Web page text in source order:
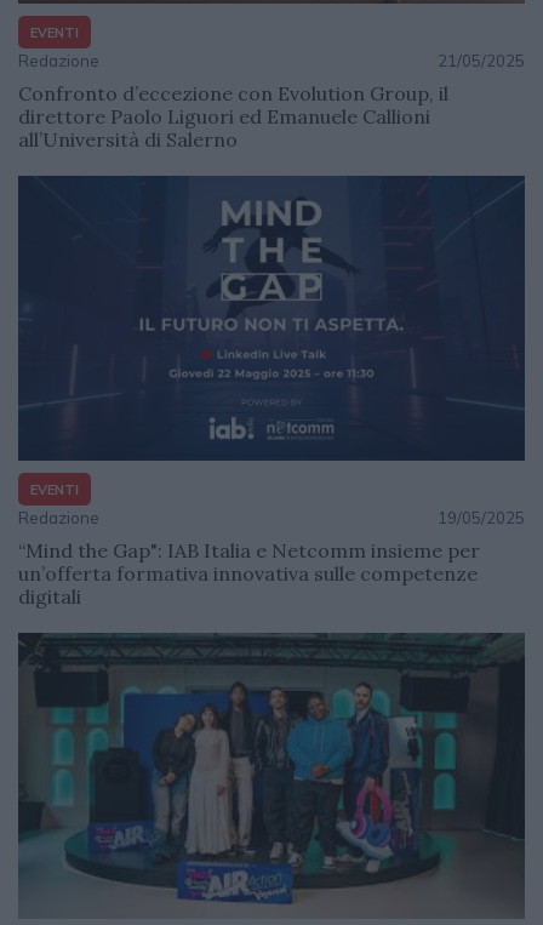
EVENTI
Redazione 21/05/2025
Confronto d’eccezione con Evolution Group, il
direttore Paolo Liguori ed Emanuele Callioni
all’Università di Salerno
EVENTI
Redazione 19/05/2025
“Mind the Gap": IAB Italia e Netcomm insieme per
un’offerta formativa innovativa sulle competenze
digitali